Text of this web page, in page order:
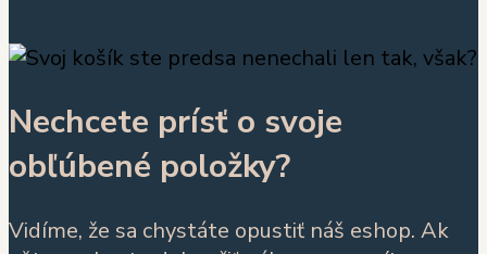
Nechcete prísť o svoje
obľúbené položky?
Vidíme, že sa chystáte opustiť náš eshop. Ak